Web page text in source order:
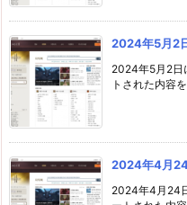
2024年5月2
2024年5月2日
トされた内容
2024年4月24
2024年4月24